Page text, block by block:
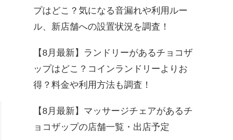
プはどこ？気になる音漏れや利用ルー
ル、新店舗への設置状況を調査！
【8月最新】ランドリーがあるチョコザ
ップはどこ？コインランドリーよりお
得？料金や利用方法も調査！
【8月最新】マッサージチェアがあるチ
ョコザップの店舗一覧・出店予定